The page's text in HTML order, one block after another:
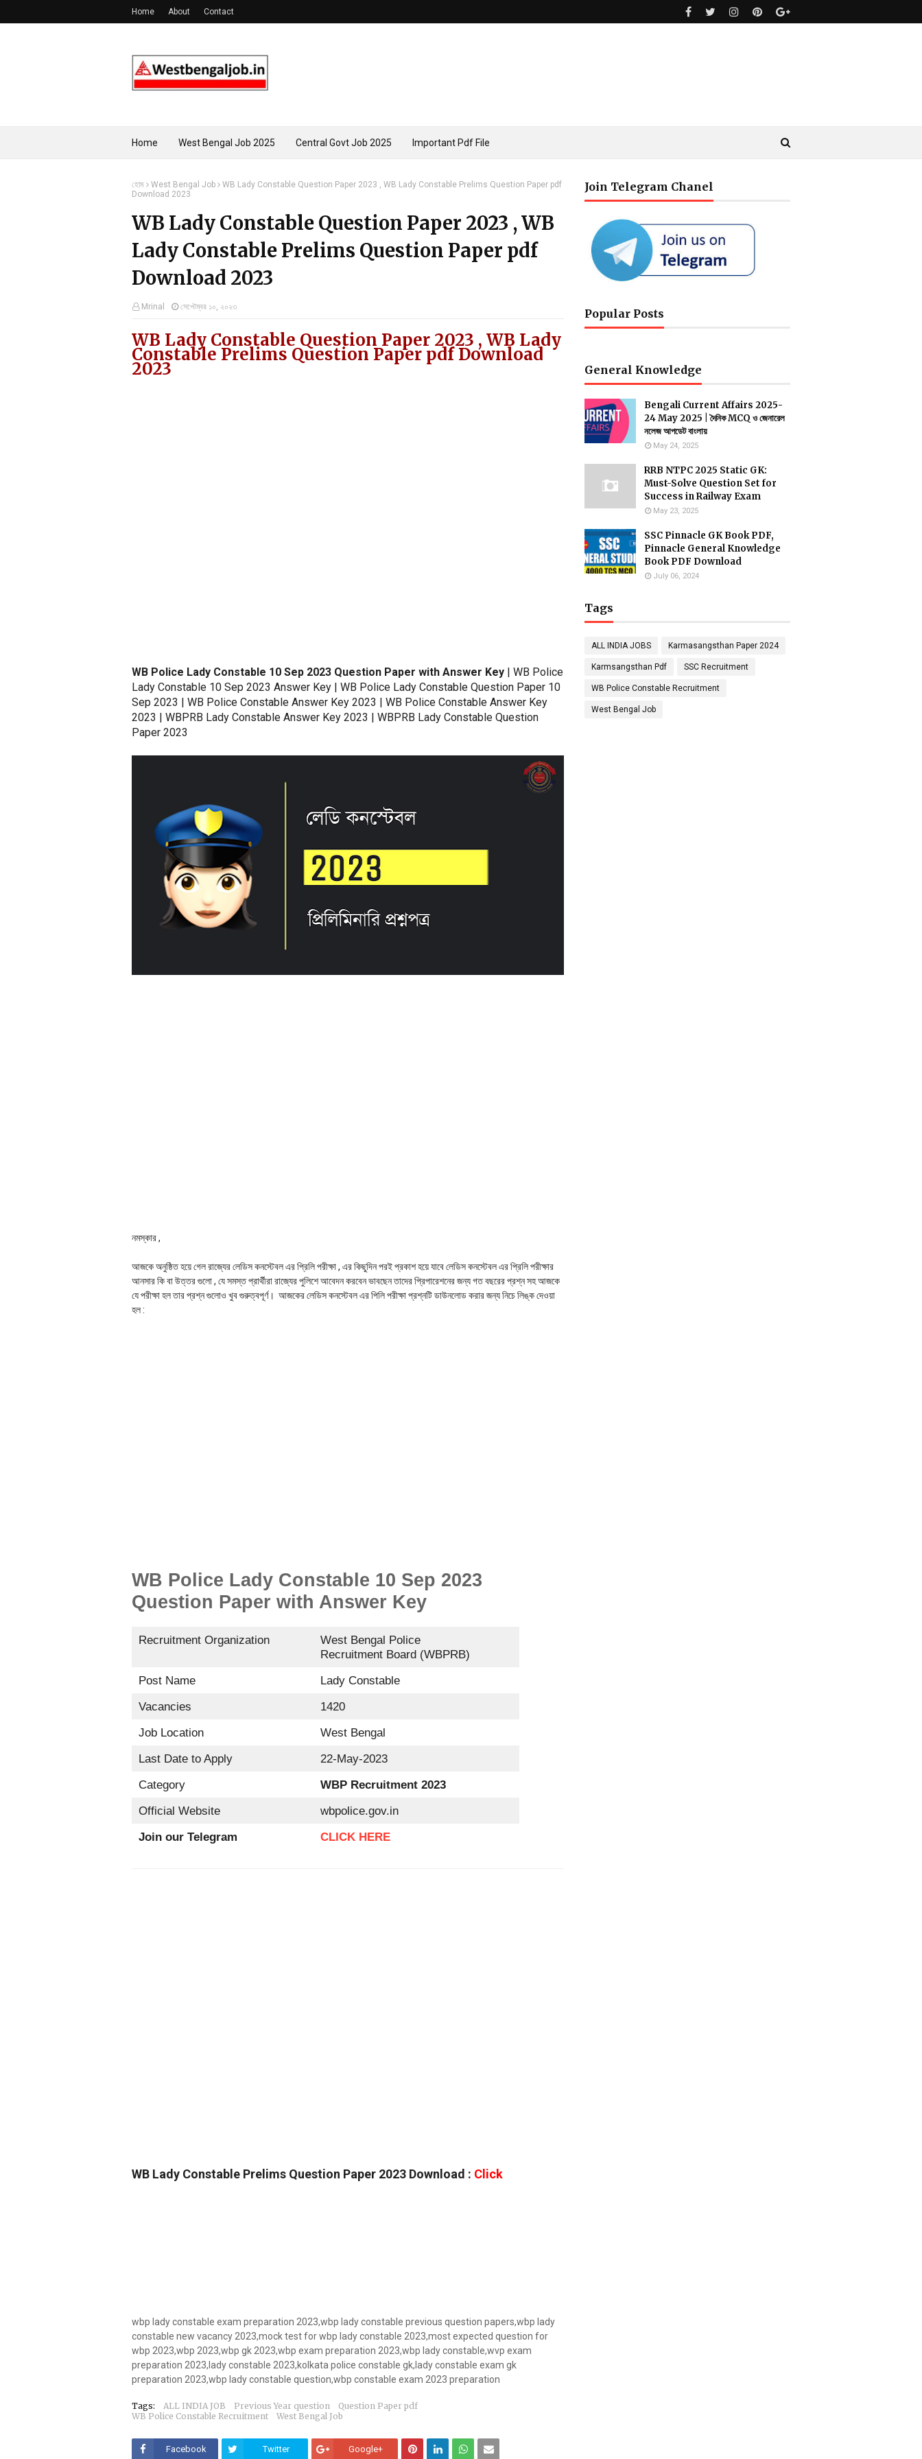
Home About Contact
Home West Bengal Job 2025 Central Govt Job 2025 Important Pdf File
হোম West Bengal Job
WB Lady Constable Question Paper 2023 , WB Lady Constable Prelims Question Paper pdf
Download 2023
WB Lady Constable Question Paper 2023 , WB
Lady Constable Prelims Question Paper pdf
Download 2023
Mrinal সেপ্টেম্বর ১০, ২০২৩
WB Lady Constable Question Paper 2023 , WB Lady
Constable Prelims Question Paper pdf Download
2023
WB Police Lady Constable 10 Sep 2023 Question Paper with Answer Key | WB Police
Lady Constable 10 Sep 2023 Answer Key | WB Police Lady Constable Question Paper 10
Sep 2023 | WB Police Constable Answer Key 2023 | WB Police Constable Answer Key
2023 | WBPRB Lady Constable Answer Key 2023 | WBPRB Lady Constable Question
Paper 2023
নমস্কার ,
আজকে অনুষ্ঠিত হয়ে গেল রাজ্যের লেডিস কনস্টেবল এর প্রিলি পরীক্ষা , এর কিছুদিন পরই প্রকাশ হয়ে যাবে লেডিস কনস্টেবল এর প্রিলি পরীক্ষার
আনসার কি বা উত্তর গুলো , যে সমস্ত প্রার্থীরা রাজ্যের পুলিশে আবেদন করবেন ভাবছেন তাদের প্রিপারেশনের জন্য গত বছরের প্রশ্ন সহ আজকে
যে পরীক্ষা হল তার প্রশ্ন গুলোও খুব গুরুত্বপূর্ণ। আজকের লেডিস কনস্টেবল এর পিলি পরীক্ষা প্রশ্নটি ডাউনলোড করার জন্য নিচে লিঙ্ক দেওয়া
হল :
WB Police Lady Constable 10 Sep 2023
Question Paper with Answer Key
Recruitment Organization
West Bengal Police
Recruitment Board (WBPRB)
Post Name
Lady Constable
Vacancies
1420
Job Location
West Bengal
Last Date to Apply
22-May-2023
Category
WBP Recruitment 2023
Official Website
wbpolice.gov.in
Join our Telegram
CLICK HERE
WB Lady Constable Prelims Question Paper 2023 Download : Click
wbp lady constable exam preparation 2023,wbp lady constable previous question papers,wbp lady
constable new vacancy 2023,mock test for wbp lady constable 2023,most expected question for
wbp 2023,wbp 2023,wbp gk 2023,wbp exam preparation 2023,wbp lady constable,wvp exam
preparation 2023,lady constable 2023,kolkata police constable gk,lady constable exam gk
preparation 2023,wbp lady constable question,wbp constable exam 2023 preparation
Tags: ALL INDIA JOB Previous Year question
Question Paper pdf
WB Police Constable Recruitment
West Bengal Job
Facebook Twitter Google+
Join Telegram Chanel
Popular Posts
General Knowledge
Bengali Current Affairs 2025-
24 May 2025 | দৈনিক MCQ ও জেনারেল
নলেজ আপডেট বাংলায়
May 24, 2025
RRB NTPC 2025 Static GK:
Must-Solve Question Set for
Success in Railway Exam
May 23, 2025
SSC Pinnacle GK Book PDF,
Pinnacle General Knowledge
Book PDF Download
July 06, 2024
Tags
ALL INDIA JOBS Karmasangsthan Paper 2024
Karmsangsthan Pdf SSC Recruitment
WB Police Constable Recruitment
West Bengal Job